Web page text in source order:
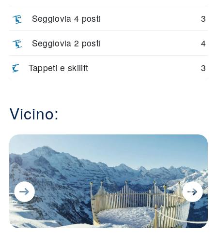
Seggiovia 4 posti 3
Seggiovia 2 posti 4
Tappeti e skilift 3
Vicino: